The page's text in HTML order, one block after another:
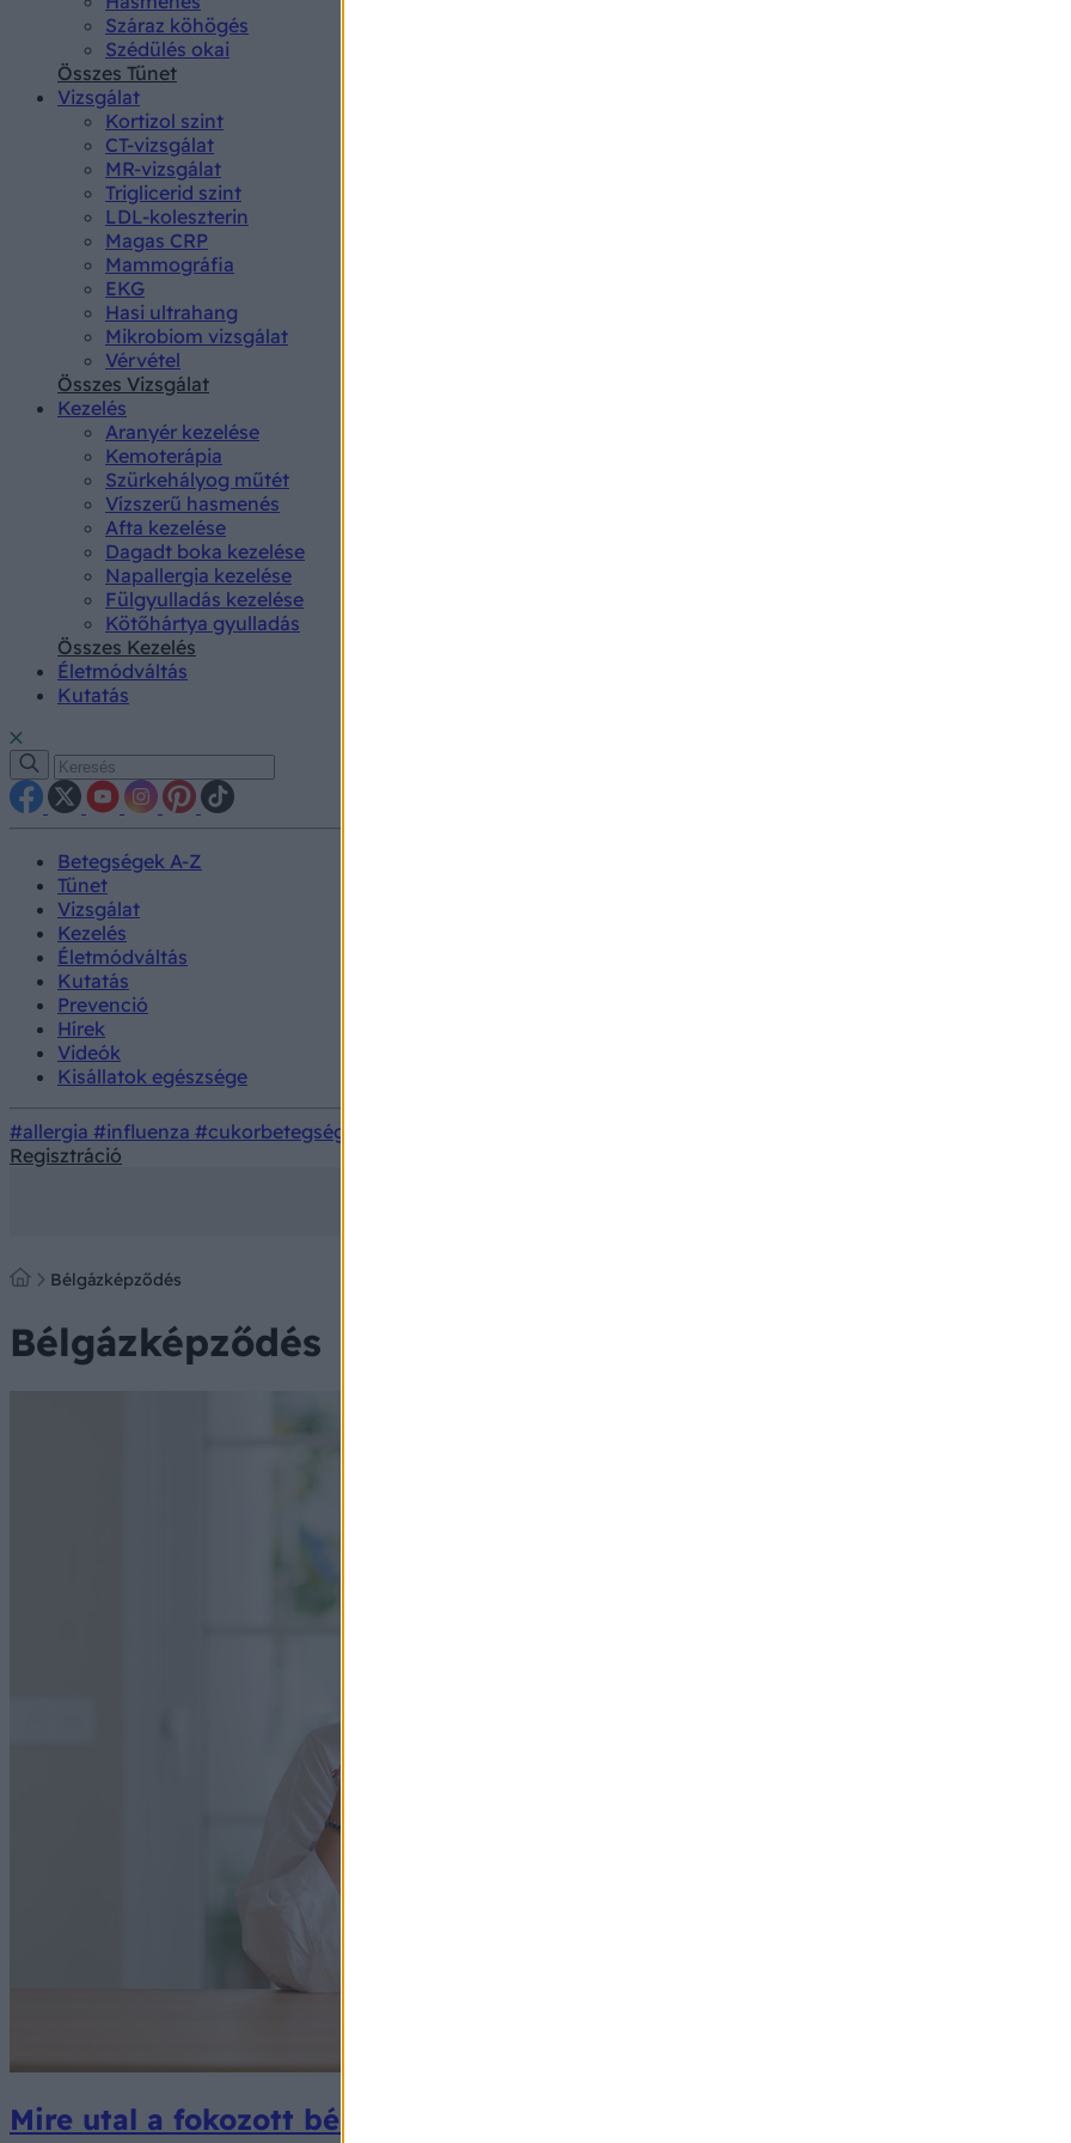
Száraz köhögés
Szédülés okai
Összes Tünet
Vizsgálat
Kortizol szint
CT-vizsgálat
MR-vizsgálat
Triglicerid szint
LDL-koleszterin
Magas CRP
Mammográfia
EKG
Hasi ultrahang
Mikrobiom vizsgálat
Vérvétel
Összes Vizsgálat
Kezelés
Aranyér kezelése
Kemoterápia
Szürkehályog műtét
Vízszerű hasmenés
Afta kezelése
Dagadt boka kezelése
Napallergia kezelése
Fülgyulladás kezelése
Kötőhártya gyulladás
Összes Kezelés
Életmódváltás
Kutatás
Betegségek A-Z
Tünet
Vizsgálat
Kezelés
Életmódváltás
Kutatás
Prevenció
Hírek
Videók
Kisállatok egészsége
#allergia #influenza #cukorbetegség
Regisztráció
Bélgázképződés
Bélgázképződés
Mire utal a fokozott bélgázképződés?